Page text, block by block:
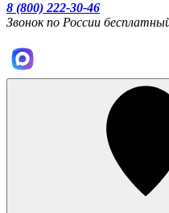
8 (800) 222-30-46
Звонок по России